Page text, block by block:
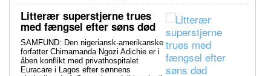
Litterær superstjerne trues
med fængsel efter søns død
SAMFUND: Den nigeriansk-amerikanske
forfatter Chimamanda Ngozi Adichie er i
åben konflikt med privathospitalet
Euracare i Lagos efter sønnens